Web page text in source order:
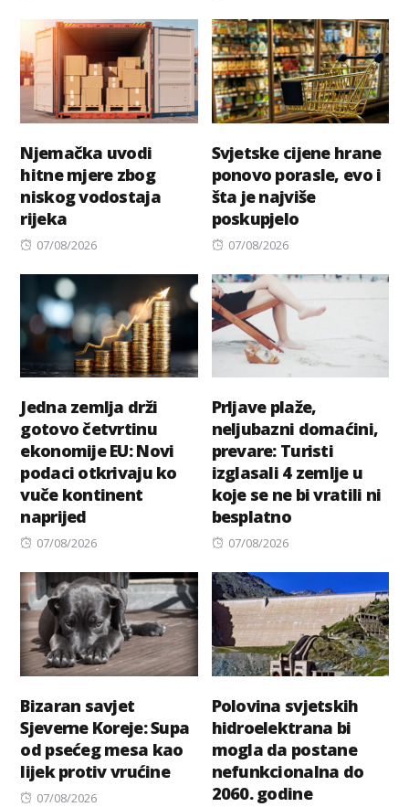
Njemačka uvodi
hitne mjere zbog
niskog vodostaja
rijeka
Posted
07/08/2026
Svjetske cijene hrane
ponovo porasle, evo i
šta je najviše
poskupjelo
Posted
07/08/2026
Jedna zemlja drži
gotovo četvrtinu
ekonomije EU: Novi
podaci otkrivaju ko
vuče kontinent
naprijed
Posted
07/08/2026
Prljave plaže,
neljubazni domaćini,
prevare: Turisti
izglasali 4 zemlje u
koje se ne bi vratili ni
besplatno
Posted
07/08/2026
Bizaran savjet
Sjeverne Koreje: Supa
od psećeg mesa kao
lijek protiv vrućine
Posted
07/08/2026
Polovina svjetskih
hidroelektrana bi
mogla da postane
nefunkcionalna do
2060. godine